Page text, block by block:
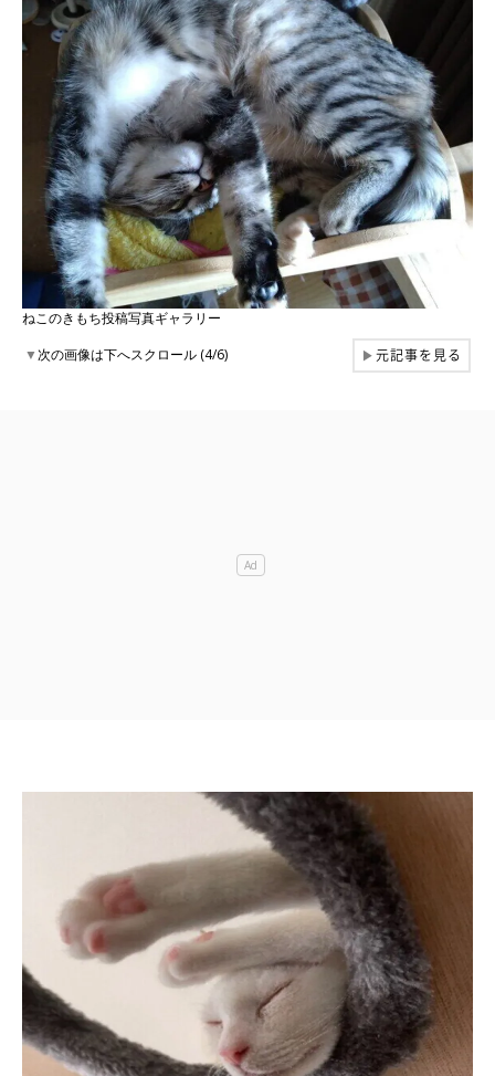
ねこのきもち投稿写真ギャラリー
▼次の画像は下へスクロール (4/6) ▶元記事を見る